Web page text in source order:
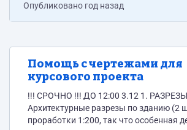
Опубликовано год назад
Помощь с чертежами для
курсового проекта
!!! СРОЧНО !!! ДО 12:00 3.12 1.
Архитектурные разрезы по зданию (2
проработки 1:200, так что особенная